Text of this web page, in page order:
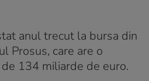
anul trecut la bursa din
Prosus, care are o
134 miliarde de euro.